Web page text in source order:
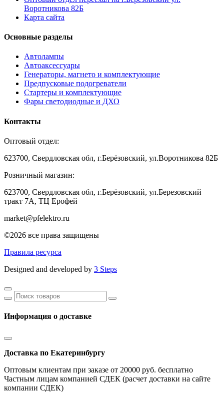
Воротникова 82Б
Карта сайта
Основные разделы
Автолампы
Автоаксессуары
Генераторы, магнето и комплектующие
Предпусковые подогреватели
Стартеры и комплектующие
Фары светодиодные и ДХО
Контакты
Оптовый отдел:
623700, Свердловская обл, г.Берёзовский, ул.Воротникова 82Б
Розничный магазин:
623700, Свердловская обл, г.Берёзовский, ул.Березовский
тракт 7А, ТЦ Ерофей
market@pfelektro.ru
©2026 все права защищены
Правила ресурса
Designed and developed by 3 Steps
Информация о доставке
Доставка по Екатеринбургу
Оптовым клиентам при заказе от 20000 руб. бесплатно
Частным лицам компанией СДЕК (расчет доставки на сайте
компании СДЕК)